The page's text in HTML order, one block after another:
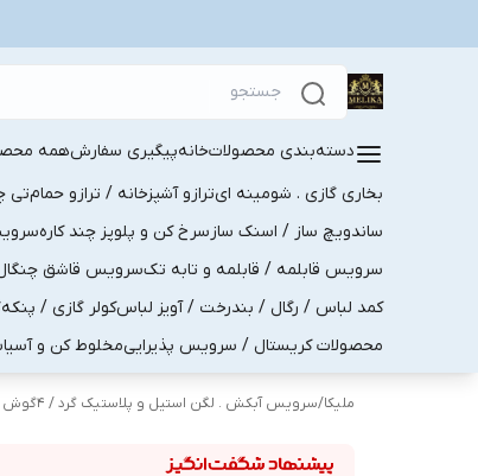
دسته‌بندی محصولاتخانهپیگیری سفارشهمه
بخاری گازی . شومینه ایترازو آشپزخانه / ترازو حمامتی
ساندویچ ساز / اسنک سازسرخ کن و پلوپز چند کاره
سرویس قابلمه / قابلمه و تابه تکسرویس قاشق
کمد لباس / رگال / بندرخت / آویز لباسکولر گازی / پنکه
محصولات کریستال / سرویس پذیراییمخلوط کن و
ملیکا/سرویس آبکش . لگن استیل و پلاستیک گرد / 4گوش